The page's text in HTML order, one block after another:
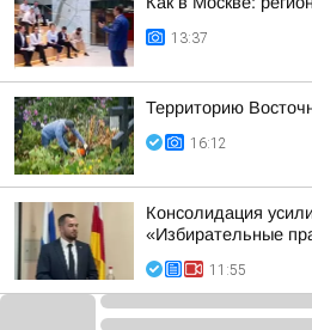
13:37
Территорию
16:12
Консолидация
«Избирательные
11:55